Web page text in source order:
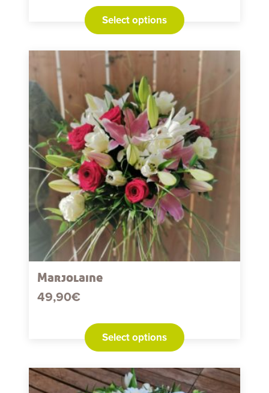
Select options
Marjolaine
49,90€
Select options